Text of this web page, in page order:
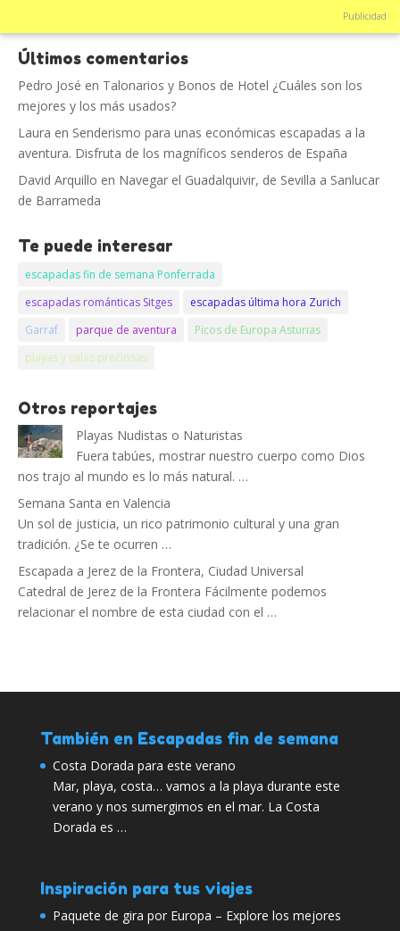
Publicidad
Últimos comentarios
Pedro José en Talonarios y Bonos de Hotel ¿Cuáles son los
mejores y los más usados?
Laura en Senderismo para unas económicas escapadas a la
aventura. Disfruta de los magníficos senderos de España
David Arquillo en Navegar el Guadalquivir, de Sevilla a Sanlucar
de Barrameda
Te puede interesar
escapadas fin de semana Ponferrada
escapadas románticas Sitges
escapadas última hora Zurich
Garraf
parque de aventura
Picos de Europa Asturias
playas y calas preciosas
Otros reportajes
Playas Nudistas o Naturistas
Fuera tabúes, mostrar nuestro cuerpo como Dios
nos trajo al mundo es lo más natural. …
Semana Santa en Valencia
Un sol de justicia, un rico patrimonio cultural y una gran
tradición. ¿Se te ocurren …
Escapada a Jerez de la Frontera, Ciudad Universal
Catedral de Jerez de la Frontera Fácilmente podemos
relacionar el nombre de esta ciudad con el …
También en Escapadas fin de semana
Costa Dorada para este verano
Mar, playa, costa… vamos a la playa durante este
verano y nos sumergimos en el mar. La Costa
Dorada es …
Inspiración para tus viajes
Paquete de gira por Europa – Explore los mejores